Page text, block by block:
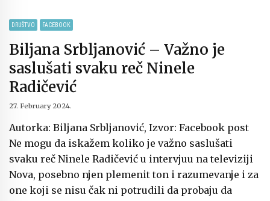
DRUŠTVO FACEBOOK
Biljana Srbljanović – Važno je
saslušati svaku reč Ninele
Radičević
27. February 2024.
Autorka: Biljana Srbljanović, Izvor: Facebook post
Ne mogu da iskažem koliko je važno saslušati
svaku reč Ninele Radičević u intervjuu na televiziji
Nova, posebno njen plemenit ton i razumevanje i za
one koji se nisu čak ni potrudili da probaju da